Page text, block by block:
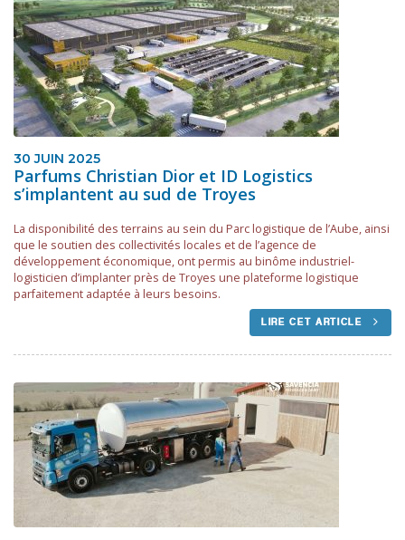
30 JUIN 2025
Parfums Christian Dior et ID Logistics
s’implantent au sud de Troyes
La disponibilité des terrains au sein du Parc logistique de l’Aube, ainsi
que le soutien des collectivités locales et de l’agence de
développement économique, ont permis au binôme industriel-
logisticien d’implanter près de Troyes une plateforme logistique
parfaitement adaptée à leurs besoins.
LIRE CET ARTICLE